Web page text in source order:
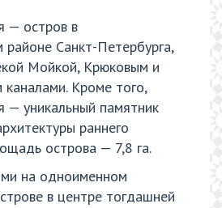
— остров в
Санкт-Петербурга,
Мойкой, Крюковым и
Кроме того,
— уникальный памятник
раннего
острова — 7,8 га.
на одноименном
в центре тогдашней